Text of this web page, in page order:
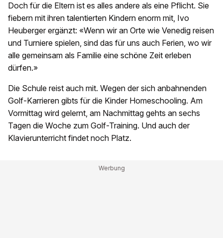
Doch für die Eltern ist es alles andere als eine Pflicht. Sie
fiebern mit ihren talentierten Kindern enorm mit, Ivo
Heuberger ergänzt: «Wenn wir an Orte wie Venedig reisen
und Turniere spielen, sind das für uns auch Ferien, wo wir
alle gemeinsam als Familie eine schöne Zeit erleben
dürfen.»
Die Schule reist auch mit. Wegen der sich anbahnenden
Golf-Karrieren gibts für die Kinder Homeschooling. Am
Vormittag wird gelernt, am Nachmittag gehts an sechs
Tagen die Woche zum Golf-Training. Und auch der
Klavierunterricht findet noch Platz.